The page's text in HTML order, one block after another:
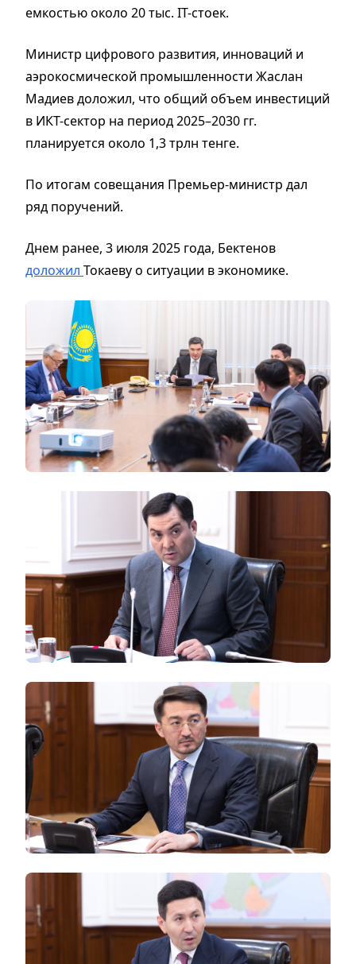
емкостью около 20 тыс. IT-стоек.
Министр цифрового развития, инноваций и
аэрокосмической промышленности Жаслан
Мадиев доложил, что общий объем инвестиций
в ИКТ-сектор на период 2025–2030 гг.
планируется около 1,3 трлн тенге.
По итогам совещания Премьер-министр дал
ряд поручений.
Днем ранее, 3 июля 2025 года, Бектенов
доложил Токаеву о ситуации в экономике.